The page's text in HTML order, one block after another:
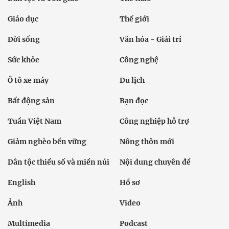
Giáo dục Thế giới
Đời sống Văn hóa - Giải trí
Sức khỏe Công nghệ
Ô tô xe máy Du lịch
Bất động sản Bạn đọc
Tuần Việt Nam Công nghiệp hỗ trợ
Giảm nghèo bền vững Nông thôn mới
Dân tộc thiểu số và miền núi Nội dung chuyên đề
English Hồ sơ
Ảnh Video
Multimedia Podcast